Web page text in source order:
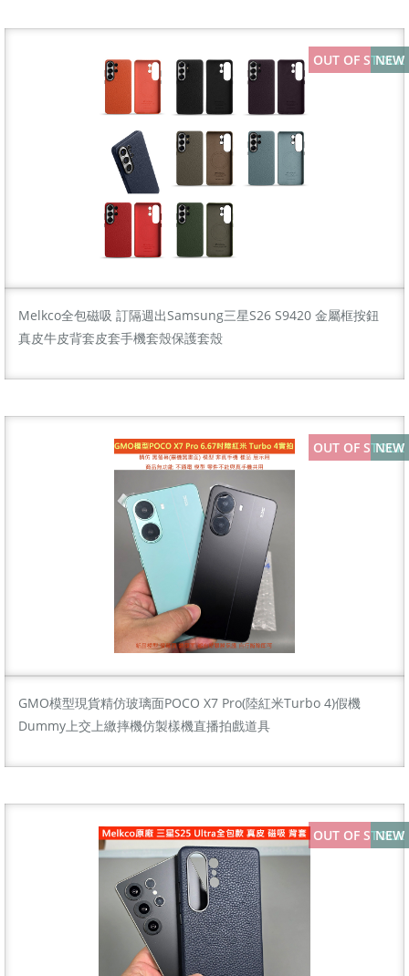
OUT OF STOCK
NEW
Melkco全包磁吸 訂隔週出Samsung三星S26 S9420 金屬框按鈕
真皮牛皮背套皮套手機套殼保護套殼
OUT OF STOCK
NEW
GMO模型現貨精仿玻璃面POCO X7 Pro(陸紅米Turbo 4)假機
Dummy上交上繳摔機仿製樣機直播拍戲道具
OUT OF STOCK
NEW